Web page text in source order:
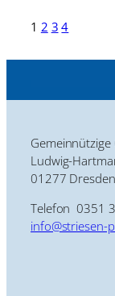
1 2 3 4
Gemeinnützige
Ludwig-
01277 Dresden
Telefon 0351
info@striesen-